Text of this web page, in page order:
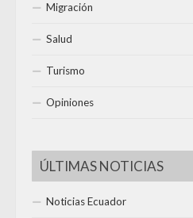
Migración
Salud
Turismo
Opiniones
ÚLTIMAS NOTICIAS
Noticias Ecuador